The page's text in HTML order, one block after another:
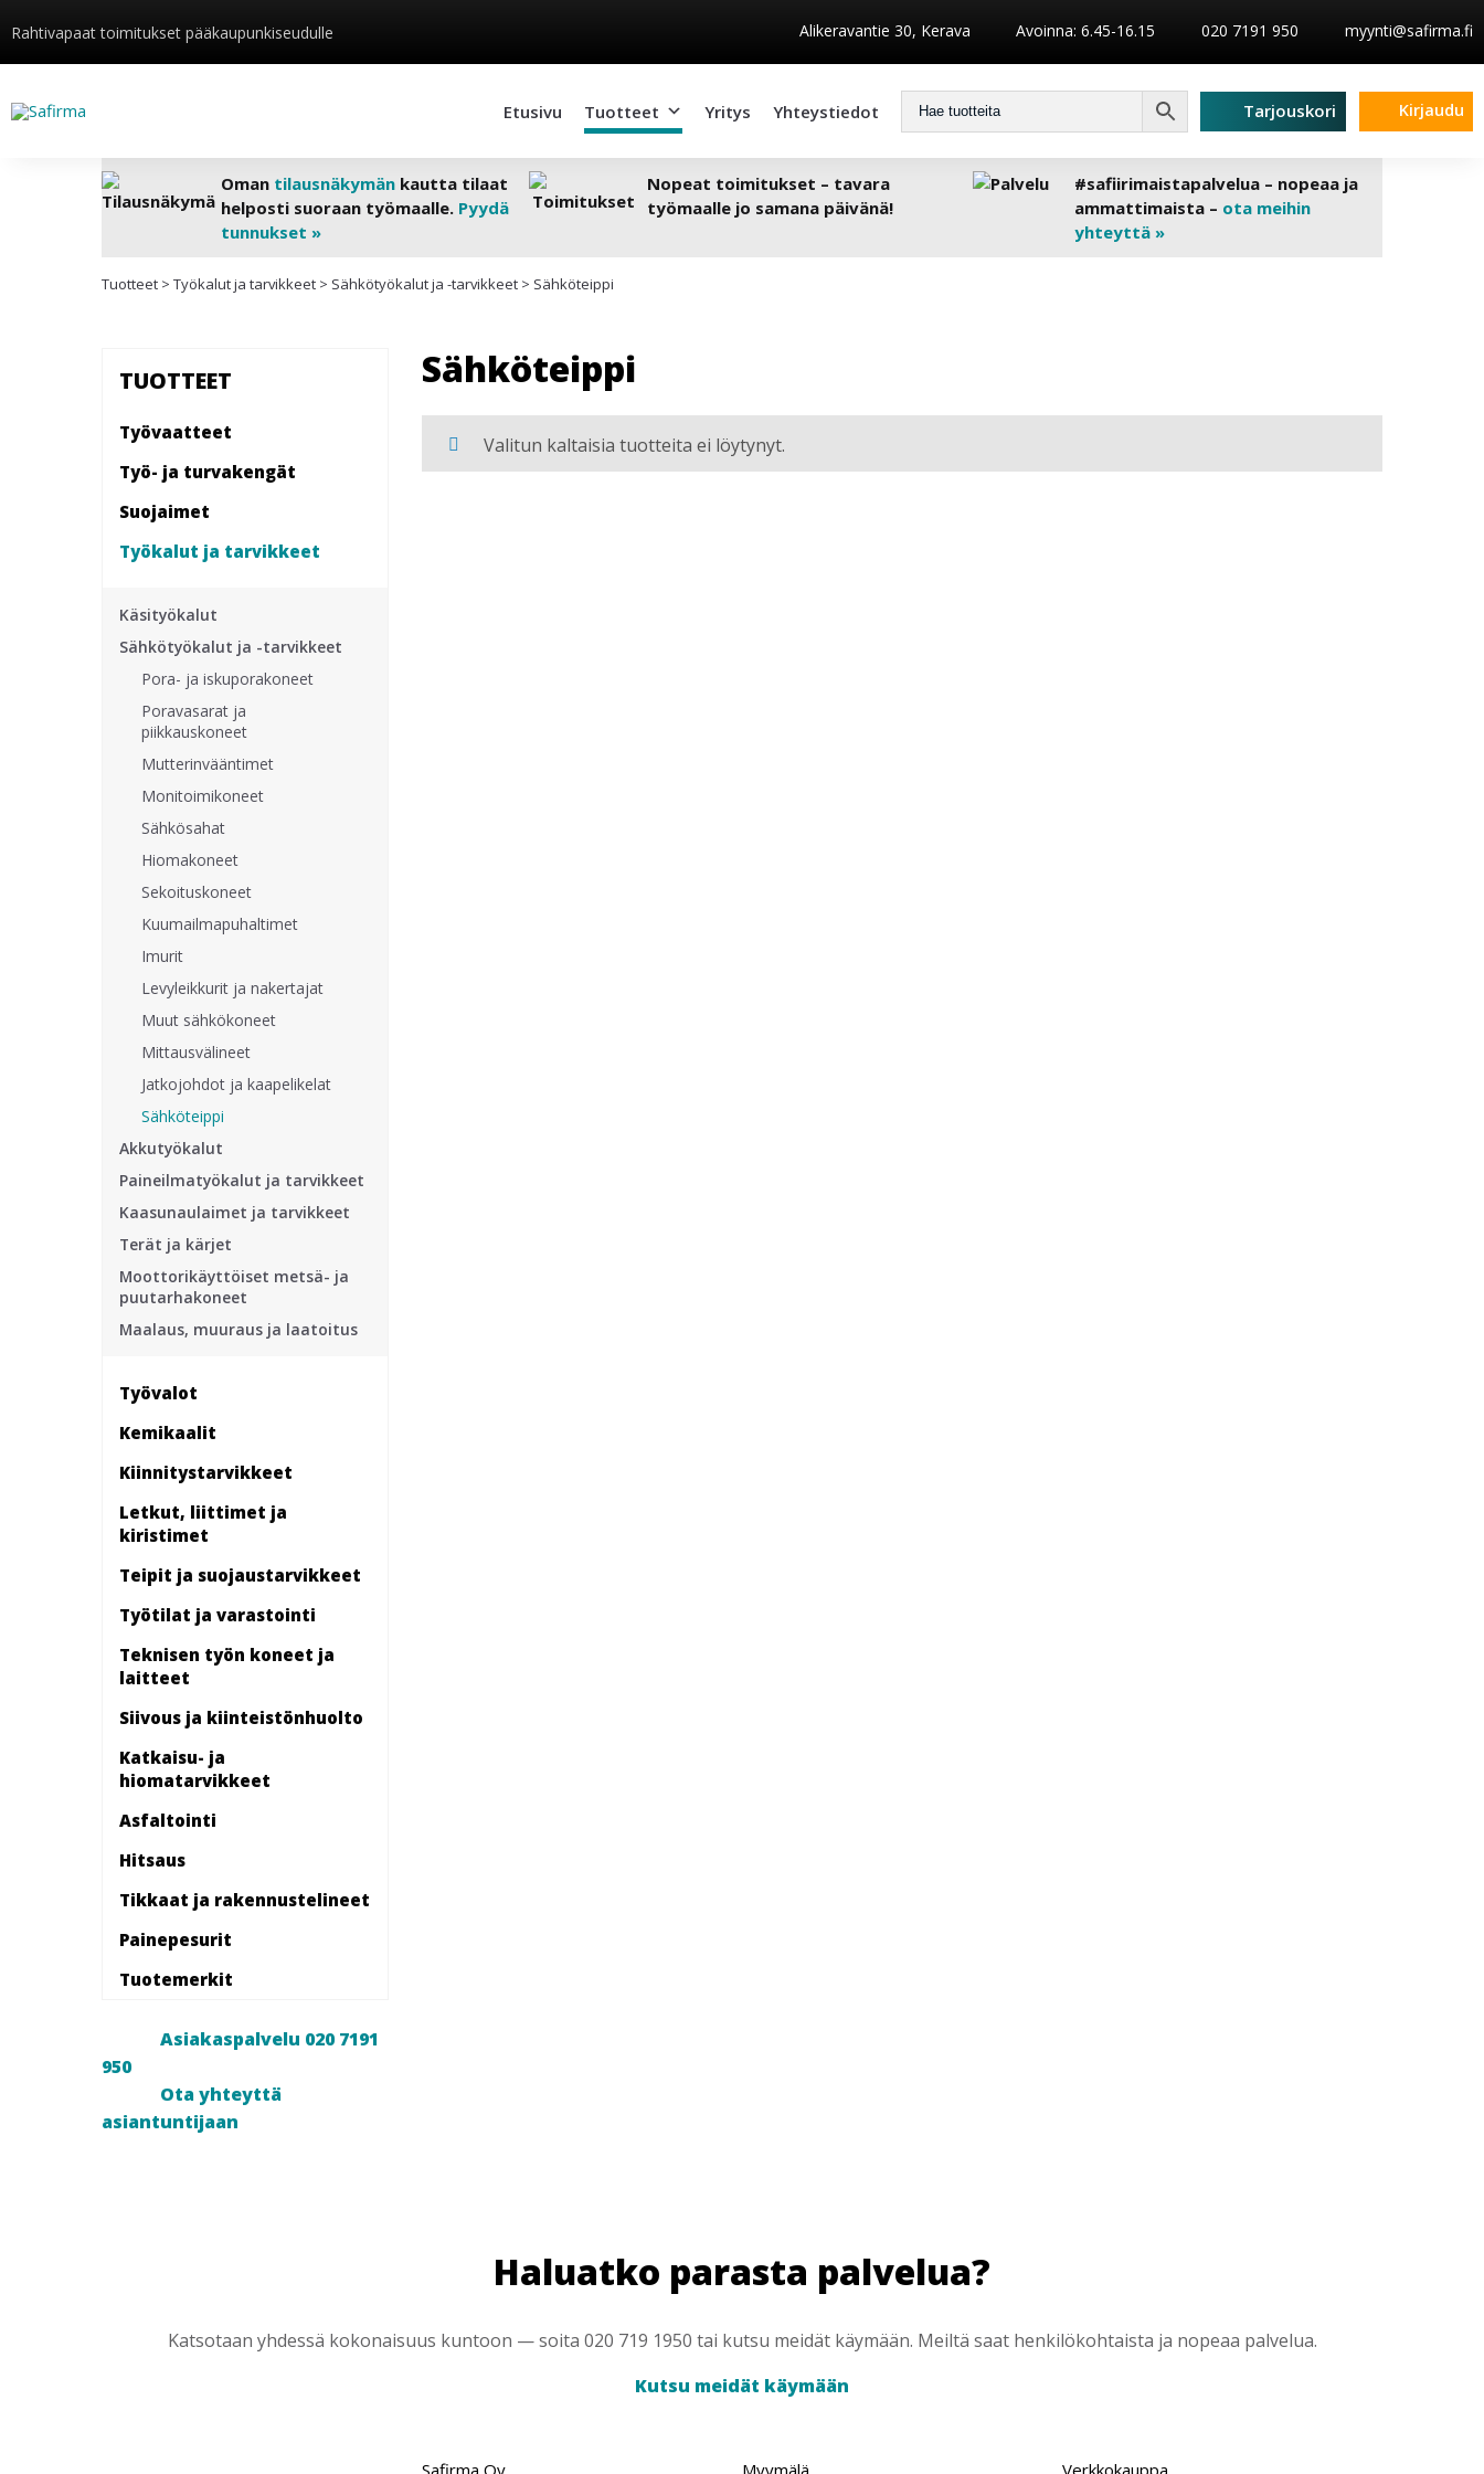
Rahtivapaat toimitukset pääkaupunkiseudulle Alikeravantie 30, Kerava Avoinna: 6.45-16.15 020 7191 950 myynti@safirma.fi
Etusivu Tuotteet Yritys Yhteystiedot Tarjouskori Kirjaudu
Oman tilausnäkymänkautta tilaat
helposti suoraan työmaalle. Pyydä
tunnukset »
Nopeat toimitukset – tavara
työmaalle jo samana päivänä!
#safiirimaistapalvelua – nopeaa ja
ammattimaista – ota meihin
yhteyttä »
Tuotteet > Työkalut ja tarvikkeet > Sähkötyökalut ja -tarvikkeet > Sähköteippi
TUOTTEET
Työvaatteet
Työ- ja turvakengät
Suojaimet
Työkalut ja tarvikkeet
Käsityökalut
Sähkötyökalut ja -tarvikkeet
Pora- ja iskuporakoneet
Poravasarat ja
piikkauskoneet
Mutterinvääntimet
Monitoimikoneet
Sähkösahat
Hiomakoneet
Sekoituskoneet
Kuumailmapuhaltimet
Imurit
Levyleikkurit ja nakertajat
Muut sähkökoneet
Mittausvälineet
Jatkojohdot ja kaapelikelat
Sähköteippi
Akkutyökalut
Paineilmatyökalut ja tarvikkeet
Kaasunaulaimet ja tarvikkeet
Terät ja kärjet
Moottorikäyttöiset metsä- ja
puutarhakoneet
Maalaus, muuraus ja laatoitus
Työvalot
Kemikaalit
Kiinnitys­tarvikkeet
Letkut, liittimet ja
kiristimet
Teipit ja suojaustarvikkeet
Työtilat ja varastointi
Teknisen työn koneet ja
laitteet
Siivous ja kiinteistönhuolto
Katkaisu- ja
hiomatarvikkeet
Asfaltointi
Hitsaus
Tikkaat ja rakennustelineet
Painepesurit
Tuotemerkit
Asiakaspalvelu 020 7191
950
Ota yhteyttä
asiantuntijaan
Sähköteippi
Valitun kaltaisia tuotteita ei löytynyt.
Haluatko parasta palvelua?
Katsotaan yhdessä kokonaisuus kuntoon — soita 020 719 1950 tai kutsu meidät käymään. Meiltä saat henkilökohtaista ja nopeaa palvelua.
Kutsu meidät käymään
Safirma Oy Myymälä Verkkokauppa